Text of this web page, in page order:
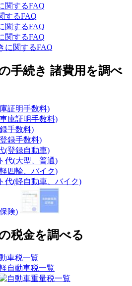
するFAQ
関するFAQ
手続き 諸費用を調べ
証明手数料)
手数料)
(登録自動車)
四輪、バイク)
険)
税金を調べる